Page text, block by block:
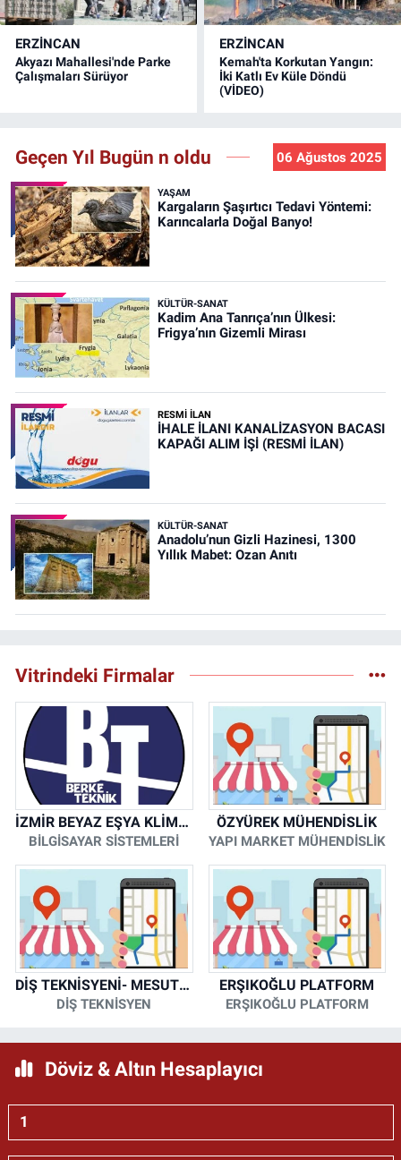
ERZINCAN
Akyazı Mahallesi'nde Parke
Çalışmaları Sürüyor
ERZINCAN
Kemah'ta Korkutan Yangın:
İki Katlı Ev Küle Döndü
(VİDEO)
Geçen Yıl Bugün n oldu 06 Ağustos 2025
YAŞAM
Kargaların Şaşırtıcı Tedavi Yöntemi:
Karıncalarla Doğal Banyo!
KÜLTÜR-SANAT
Kadim Ana Tanrıça’nın Ülkesi:
Frigya’nın Gizemli Mirası
RESMİ İLAN
İHALE İLANI KANALİZASYON BACASI
KAPAĞI ALIM İŞİ (RESMİ İLAN)
KÜLTÜR-SANAT
Anadolu’nun Gizli Hazinesi, 1300
Yıllık Mabet: Ozan Anıtı
Vitrindeki Firmalar
İZMİR BEYAZ EŞYA KLİMA KOMBİ SERVİSİ
BİLGİSAYAR SİSTEMLERİ
ÖZYÜREK MÜHENDİSLİK
YAPI MARKET MÜHENDİSLİK
DİŞ TEKNİSYENİ- MESUT KORKMAZ
DİŞ TEKNİSYEN
ERŞIKOĞLU PLATFORM
ERŞIKOĞLU PLATFORM
Döviz & Altın Hesaplayıcı